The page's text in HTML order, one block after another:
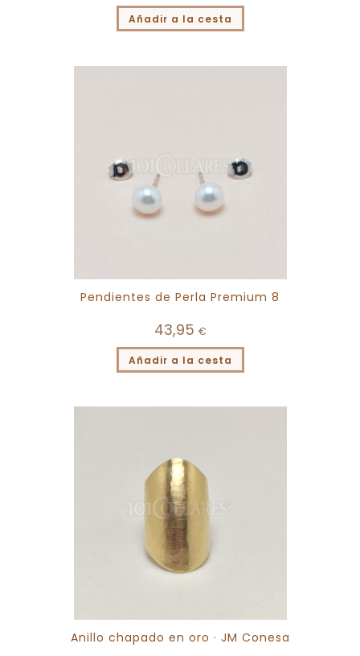
Añadir a la cesta
Pendientes de Perla Premium 8
43,95 €
Añadir a la cesta
Anillo chapado en oro · JM Conesa